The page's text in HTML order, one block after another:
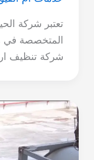
تعتبر شركة
المتخصصة في
شركة تنظيف